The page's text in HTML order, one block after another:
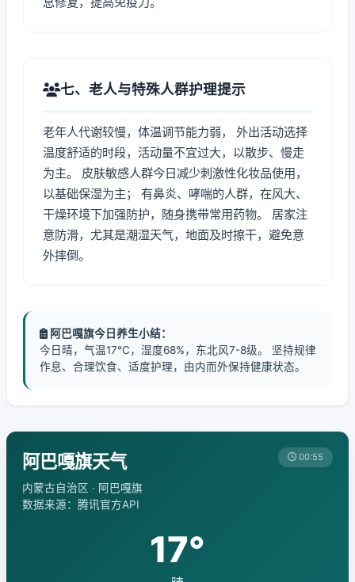
七、老人与特殊人群护理提示
老年人代谢较慢，体温调节能力弱， 外出活动选择
温度舒适的时段，活动量不宜过大，以散步、慢走
为主。 皮肤敏感人群今日减少刺激性化妆品使用，
以基础保湿为主； 有鼻炎、哮喘的人群，在风大、
干燥环境下加强防护，随身携带常用药物。 居家注
意防滑，尤其是潮湿天气，地面及时擦干，避免意
外摔倒。
阿巴嘎旗今日养生小结：
今日晴，气温17℃，湿度68%，东北风7-8级。 坚持规律
作息、合理饮食、适度护理，由内而外保持健康状态。
阿巴嘎旗天气
内蒙古自治区 · 阿巴嘎旗
数据来源：腾讯官方API
00:55
17°